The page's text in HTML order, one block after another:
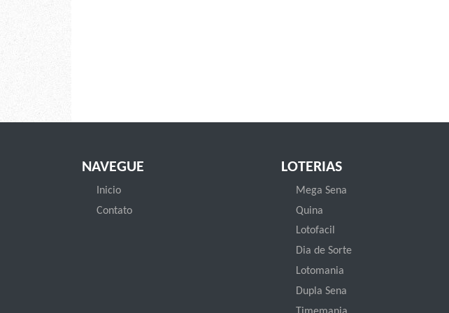
NAVEGUE
Inicio
Contato
LOTERIAS
Mega Sena
Quina
Lotofacil
Dia de Sorte
Lotomania
Dupla Sena